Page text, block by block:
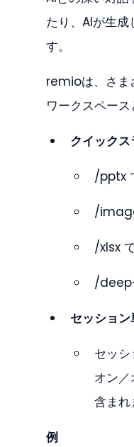
たり、AIが生
す。
remioは、さま
ワークスペース
クイック
/pptx
/
/xlsx
/
セッショ
セッ
オン
含まれ
例